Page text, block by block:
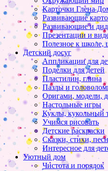
Карточки Глена
Развивающие
Развивающие и
Презентации и
Полезное к школе,
Детский досуг
Аппликации для
Поделки для детей
Пластилин, глина
Пазлы и
Оригами, модели,
Настольные игры
Куклы, кукольный
Учимся рисовать
Детские раскраски
Сказки, стихи,
Интересное для
Уютный дом
Чистота и порядок